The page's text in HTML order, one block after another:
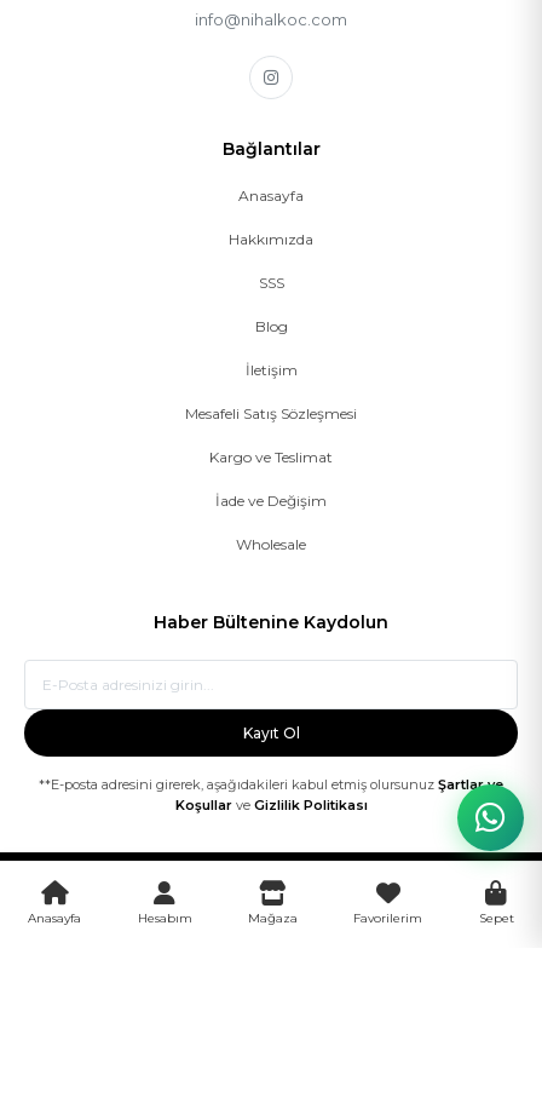
info@nihalkoc.com
Bağlantılar
Anasayfa
Hakkımızda
SSS
Blog
İletişim
Mesafeli Satış Sözleşmesi
Kargo ve Teslimat
İade ve Değişim
Wholesale
Haber Bültenine Kaydolun
Kayıt Ol
**E-posta adresini girerek, aşağıdakileri kabul etmiş olursunuz Şartlar ve
Koşullarve Gizlilik Politikası
Anasayfa Hesabım Mağaza Favorilerim Sepet